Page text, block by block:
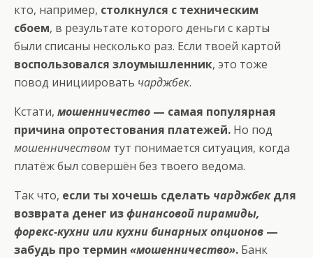
кто, например, столкнулся с техническим
сбоем, в результате которого деньги с карты
были списаны несколько раз. Если твоей картой
воспользовался злоумышленник, это тоже
повод инициировать чарджбек.
Кстати, мошенничество — самая популярная
причина опротестования платежей. Но под
мошенничеством тут понимается ситуация, когда
платёж был совершён без твоего ведома.
Так что, если ты хочешь сделать чарджбекдля
возврата денег изфинансовой пирамиды,
форекс-кухни или кухни бинарных опционов —
забудь про термин «мошенничество». Банк